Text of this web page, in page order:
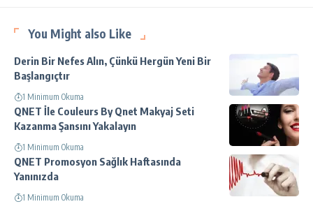
You Might also Like
Derin Bir Nefes Alın, Çünkü Hergün Yeni Bir
Başlangıçtır
1 Minimum Okuma
QNET İle Couleurs By Qnet Makyaj Seti
Kazanma Şansını Yakalayın
1 Minimum Okuma
QNET Promosyon Sağlık Haftasında
Yanınızda
1 Minimum Okuma